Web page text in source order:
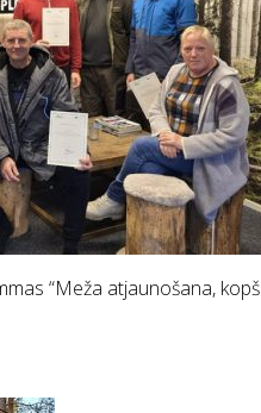
“Meža atjaunošana,